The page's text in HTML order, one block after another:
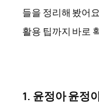
들을 정리해 봤어
활용 팁까지 바로
1. 윤정아 윤정